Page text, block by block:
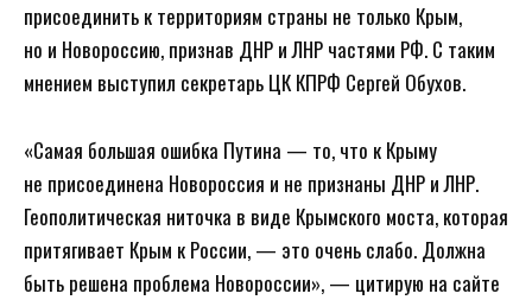
присоединить к территориям страны не только Крым,
но и Новороссию, признав ДНР и ЛНР частями РФ. С таким
мнением выступил секретарь ЦК КПРФ Сергей Обухов.
«Самая большая ошибка Путина — то, что к Крыму
не присоединена Новороссия и не признаны ДНР и ЛНР.
Геополитическая ниточка в виде Крымского моста, которая
притягивает Крым к России, — это очень слабо. Должна
быть решена проблема Новороссии», — цитирую на сайте